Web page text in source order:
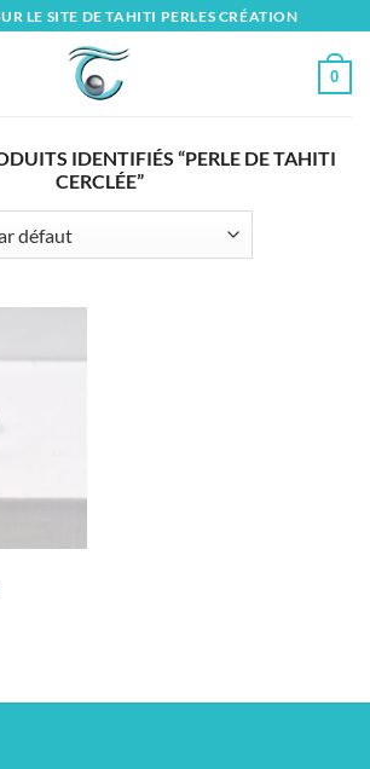
LE SITE DE TAHITI PERLES CRÉATION
0
IDENTIFIÉS “PERLE DE TAHITI
CERCLÉE”